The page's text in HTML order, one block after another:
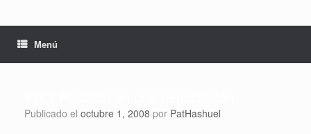
Menú
Publicado el octubre 1, 2008 por PatHashuel